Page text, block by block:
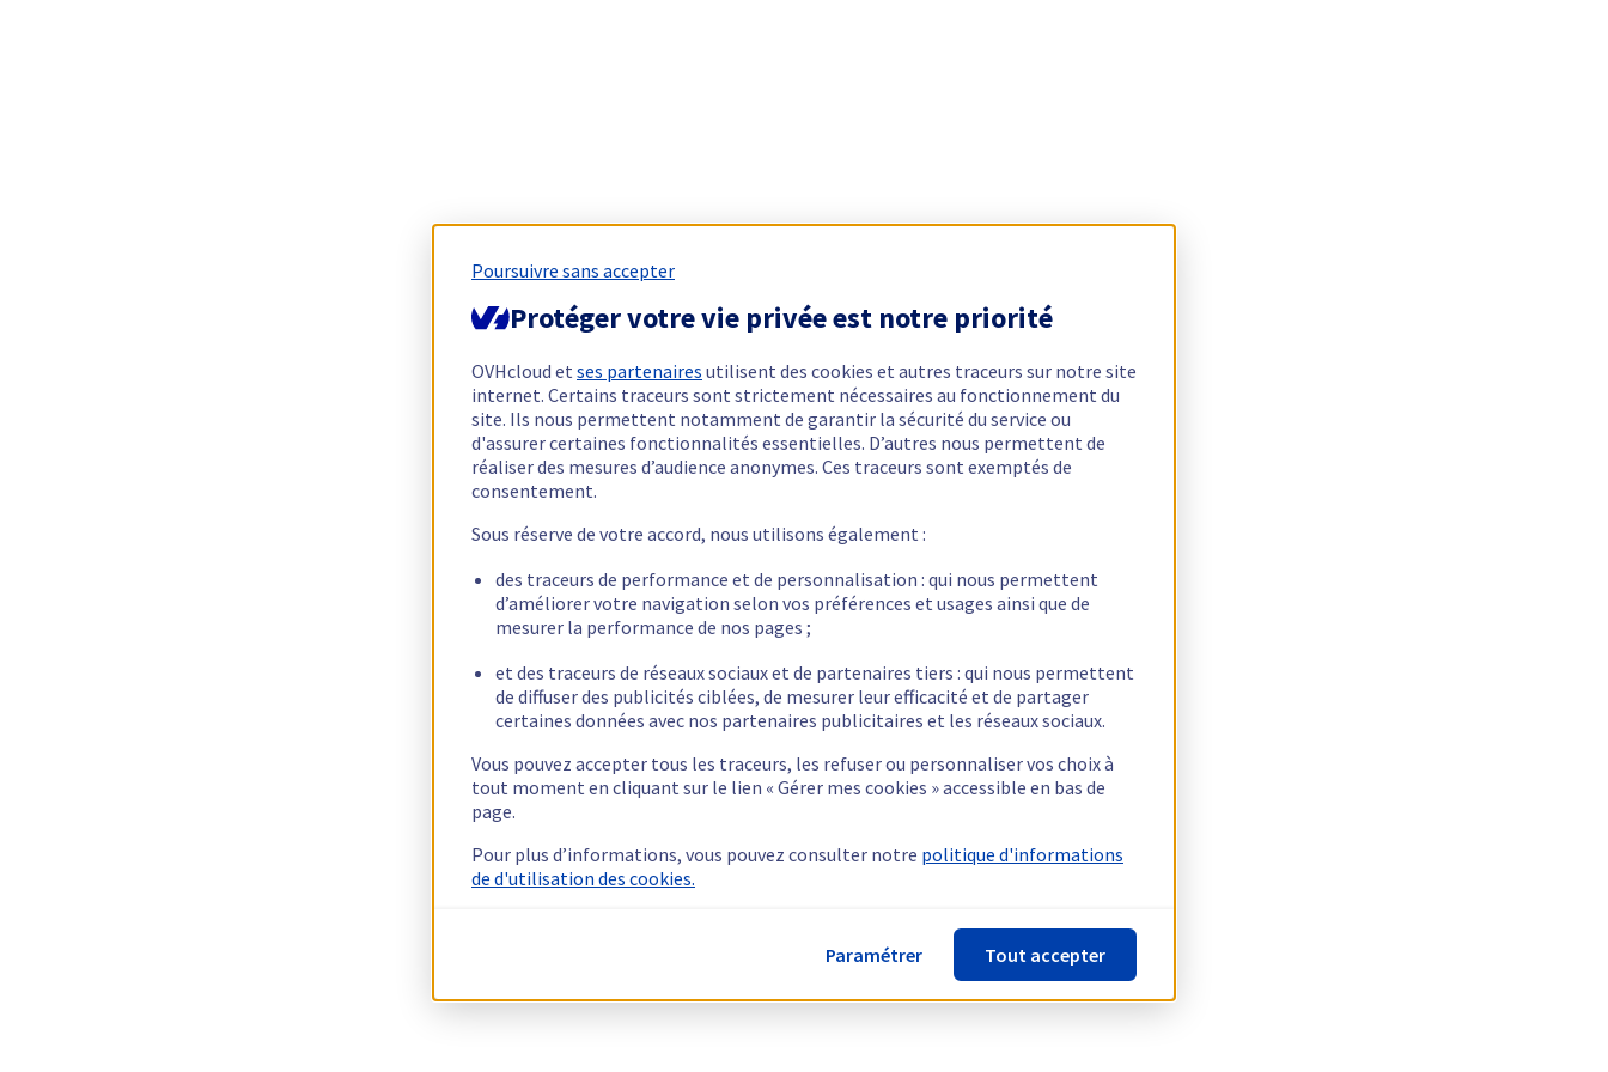
Poursuivre sans accepter
Protéger votre vie privée est notre priorité
OVHcloud et ses partenaires utilisent des cookies et autres traceurs sur notre site
internet. Certains traceurs sont strictement nécessaires au fonctionnement du
site. Ils nous permettent notamment de garantir la sécurité du service ou
d'assurer certaines fonctionnalités essentielles. D’autres nous permettent de
réaliser des mesures d’audience anonymes. Ces traceurs sont exemptés de
consentement.
Sous réserve de votre accord, nous utilisons également :
des traceurs de performance et de personnalisation : qui nous permettent
d’améliorer votre navigation selon vos préférences et usages ainsi que de
mesurer la performance de nos pages ;
et des traceurs de réseaux sociaux et de partenaires tiers : qui nous permettent
de diffuser des publicités ciblées, de mesurer leur efficacité et de partager
certaines données avec nos partenaires publicitaires et les réseaux sociaux.
Vous pouvez accepter tous les traceurs, les refuser ou personnaliser vos choix à
tout moment en cliquant sur le lien « Gérer mes cookies » accessible en bas de
page.
Pour plus d’informations, vous pouvez consulter notre politique d'informations
de d'utilisation des cookies.
Paramétrer Tout accepter